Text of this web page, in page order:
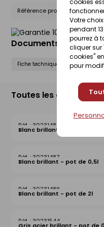
cookies
Votre
pendant
pourrez à
cliquer sur
cookies"
pour
Référence produit nationale
Documents liés
Fiche technique Fiche de
Toutes les
30231488
Blanc brillant - pot de 0,25l
30231487
Blanc brillant - pot de 0,5l
30231489
Blanc brillant - pot de 2l
30231544